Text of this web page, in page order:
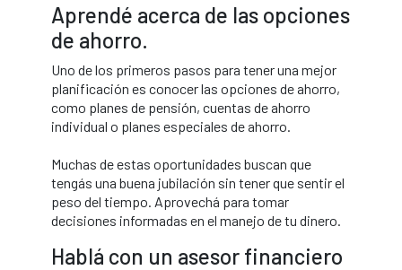
Aprendé acerca de las opciones
de ahorro.
Uno de los primeros pasos para tener una mejor
planificación es conocer las opciones de ahorro,
como planes de pensión, cuentas de ahorro
individual o planes especiales de ahorro.
Muchas de estas oportunidades buscan que
tengás una buena jubilación sin tener que sentir el
peso del tiempo. Aprovechá para tomar
decisiones informadas en el manejo de tu dinero.
Hablá con un asesor financiero